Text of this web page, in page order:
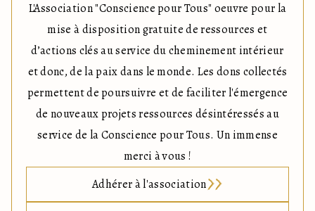
L'Association "Conscience pour Tous" oeuvre pour la
mise à disposition gratuite de ressources et
d’actions clés au service du cheminement intérieur
et donc, de la paix dans le monde. Les dons collectés
permettent de poursuivre et de faciliter l'émergence
de nouveaux projets ressources désintéressés au
service de la Conscience pour Tous. Un immense
merci à vous !
Adhérer à l'association